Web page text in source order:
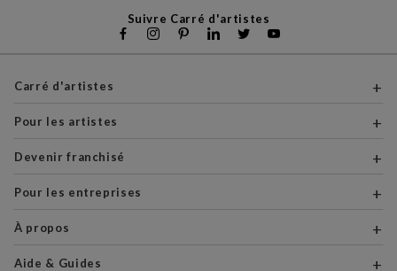
Suivre Carré d'artistes
Carré d'artistes
Pour les artistes
Devenir franchisé
Pour les entreprises
À propos
Aide & Guides